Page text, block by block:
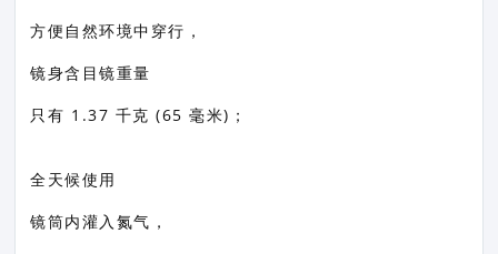
方便自然环境中穿行，
镜身含目镜重量
只有 1.37 千克 (65 毫米)；
全天候使用
镜筒内灌入氮气，